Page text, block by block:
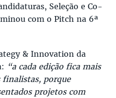
Seleção e Co-
com o Pitch na 6ª
& Innovation da
“a cada edição fica mais
finalistas, porque
projetos com